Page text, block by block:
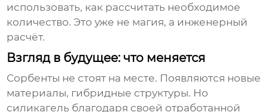
использовать, как рассчитать необходимое
количество. Это уже не магия, а инженерный
расчёт.
Взгляд в будущее: что меняется
Сорбенты не стоят на месте. Появляются новые
материалы, гибридные структуры. Но
силикагель благодаря своей отработанной